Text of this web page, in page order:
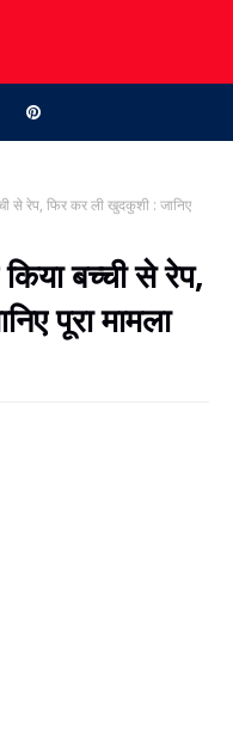
से रेप, फिर कर ली खुदकुशी : जानिए
बच्ची से रेप,
पूरा मामला